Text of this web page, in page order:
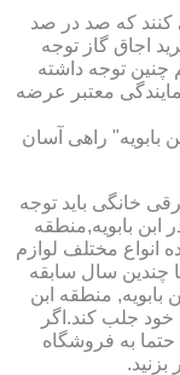
کنند که صد در صد
اجاق گاز توجه
چنین توجه داشته
معتبر عرضه
بابویه" راهی آسان
خانگی باید توجه
ابن بابویه,منطقه
انواع مختلف لوازم
چندین سال سابقه
منطقه ابن
جلب کند.اگر
به فروشگاه
بزنید.